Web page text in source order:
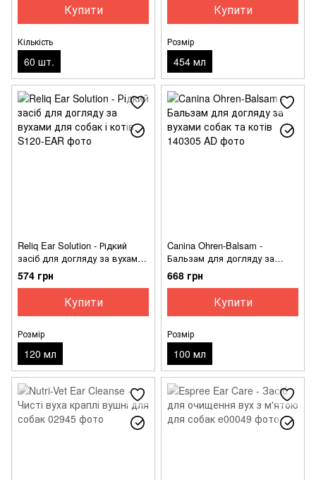
Купити
Кількість
60 шт.
Купити
Розмір
454 мл
Reliq Ear Solution - Рідкий
засіб для догляду за вухами
для собак і котів
574 грн
Купити
Розмір
120 мл
Canina Ohren-Balsam -
Бальзам для догляду за
вухами собак та котів
668 грн
Купити
Розмір
100 мл